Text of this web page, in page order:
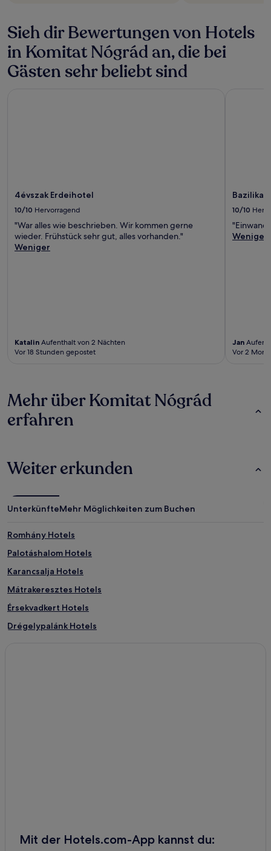
Sieh dir Bewertungen von Hotels
in Komitat Nógrád an, die bei
Gästen sehr beliebt sind
4évszak Erdeihotel
10/10 Hervorragend
"War alles wie beschrieben. Wir kommen gerne
wieder. Frühstück sehr gut, alles vorhanden."
Weniger
Katalin Aufenthalt von 2 Nächten
Vor 18 Stunden gepostet
Bazilika
10/10
Weniger
Jan
Vor 2
Mehr über Komitat Nógrád
erfahren
Weiter erkunden
UnterkünfteMehr Möglichkeiten zum Buchen
Romhány Hotels
Palotáshalom Hotels
Karancsalja Hotels
Mátrakeresztes Hotels
Érsekvadkert Hotels
Drégelypalánk Hotels
Ecseg Hotels
Mit der Hotels.com-App kannst du: